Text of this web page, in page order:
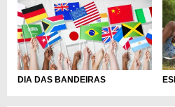
DIA DAS BANDEIRAS